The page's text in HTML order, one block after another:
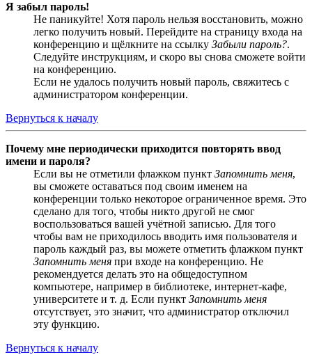
Я забыл пароль!
Не паникуйте! Хотя пароль нельзя восстановить, можно
легко получить новый. Перейдите на страницу входа на
конференцию и щёлкните на ссылку Забыли пароль?.
Следуйте инструкциям, и скоро вы снова сможете войти
на конференцию.
Если не удалось получить новый пароль, свяжитесь с
администратором конференции.
Вернуться к началу
Почему мне периодически приходится повторять ввод
имени и пароля?
Если вы не отметили флажком пункт Запомнить меня,
вы сможете оставаться под своим именем на
конференции только некоторое ограниченное время. Это
сделано для того, чтобы никто другой не смог
воспользоваться вашей учётной записью. Для того
чтобы вам не приходилось вводить имя пользователя и
пароль каждый раз, вы можете отметить флажком пункт
Запомнить меня при входе на конференцию. Не
рекомендуется делать это на общедоступном
компьютере, например в библиотеке, интернет-кафе,
университете и т. д. Если пункт Запомнить меня
отсутствует, это значит, что администратор отключил
эту функцию.
Вернуться к началу